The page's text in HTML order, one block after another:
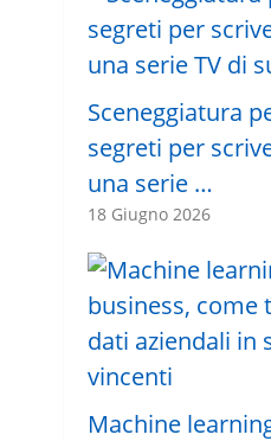
Sceneggiatura
segreti per
una serie …
18 Giugno 2026
Machine